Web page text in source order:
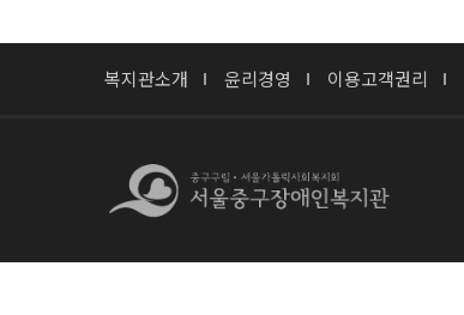
복지관소개 윤리경영 이용고객권리